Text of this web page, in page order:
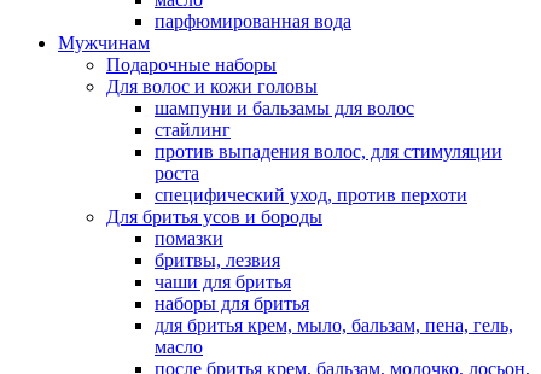
парфюмированная вода
Мужчинам
Подарочные наборы
Для волос и кожи головы
шампуни и бальзамы для волос
стайлинг
против выпадения волос, для стимуляции
роста
специфический уход, против перхоти
Для бритья усов и бороды
помазки
бритвы, лезвия
чаши для бритья
наборы для бритья
для бритья крем, мыло, бальзам, пена, гель,
масло
после бритья крем, бальзам, молочко, лосьон,